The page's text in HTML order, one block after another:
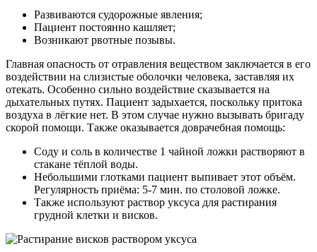
Развиваются судорожные явления;
Пациент постоянно кашляет;
Возникают рвотные позывы.
Главная опасность от отравления веществом заключается в его
воздействии на слизистые оболочки человека, заставляя их
отекать. Особенно сильно воздействие сказывается на
дыхательных путях. Пациент задыхается, поскольку притока
воздуха в лёгкие нет. В этом случае нужно вызывать бригаду
скорой помощи. Также оказывается доврачебная помощь:
Соду и соль в количестве 1 чайной ложки растворяют в
стакане тёплой воды.
Небольшими глотками пациент выпивает этот объём.
Регулярность приёма: 5-7 мин. по столовой ложке.
Также используют раствор уксуса для растирания
грудной клетки и висков.